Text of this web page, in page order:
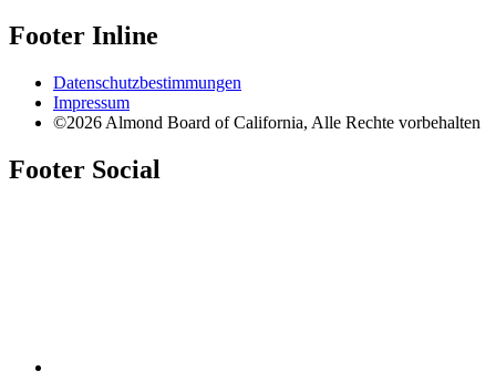
Footer Inline
Datenschutzbestimmungen
Impressum
©2026 Almond Board of California, Alle Rechte vorbehalten
Footer Social